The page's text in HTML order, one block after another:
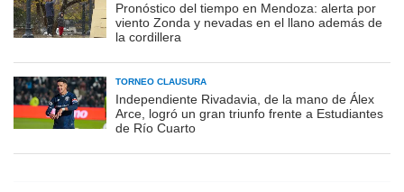
Pronóstico del tiempo en Mendoza: alerta por
viento Zonda y nevadas en el llano además de
la cordillera
TORNEO CLAUSURA
Independiente Rivadavia, de la mano de Álex
Arce, logró un gran triunfo frente a Estudiantes
de Río Cuarto